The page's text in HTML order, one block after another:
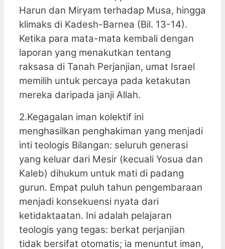
Harun dan Miryam terhadap Musa, hingga
klimaks di Kadesh-Barnea (Bil. 13-14).
Ketika para mata-mata kembali dengan
laporan yang menakutkan tentang
raksasa di Tanah Perjanjian, umat Israel
memilih untuk percaya pada ketakutan
mereka daripada janji Allah.
2.Kegagalan iman kolektif ini
menghasilkan penghakiman yang menjadi
inti teologis Bilangan: seluruh generasi
yang keluar dari Mesir (kecuali Yosua dan
Kaleb) dihukum untuk mati di padang
gurun. Empat puluh tahun pengembaraan
menjadi konsekuensi nyata dari
ketidaktaatan. Ini adalah pelajaran
teologis yang tegas: berkat perjanjian
tidak bersifat otomatis; ia menuntut iman,